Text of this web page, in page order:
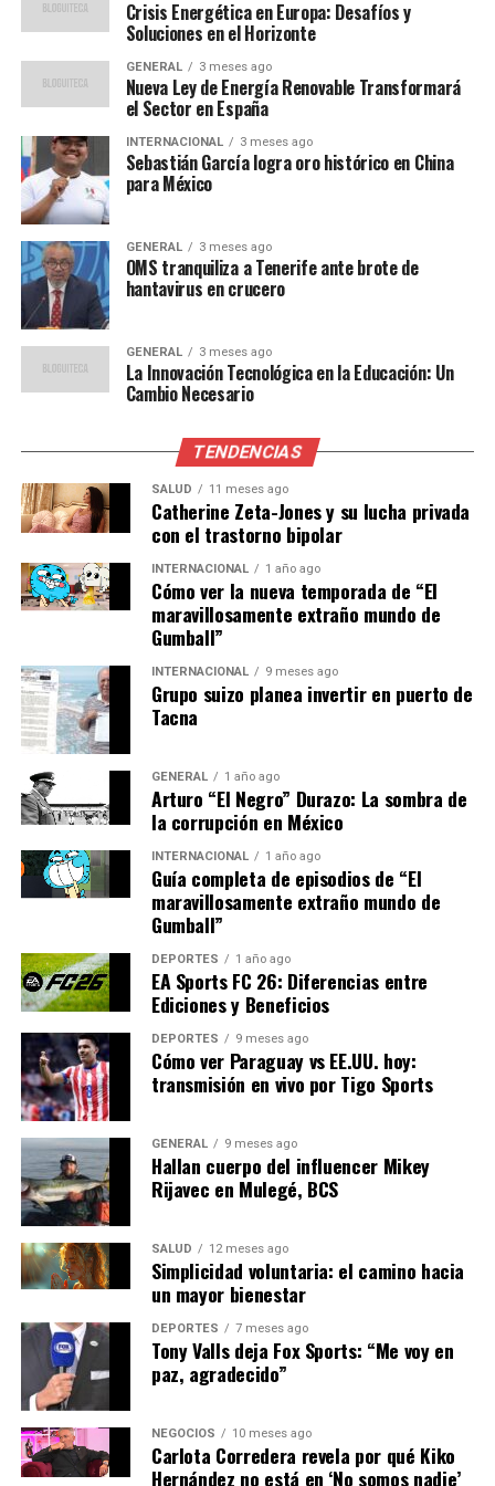
María López, economista jefe de una destacada
consultora, comentó:
“La inflación sostenida a
estos niveles puede
erosionar el poder
adquisitivo de los
consumidores y frenar el
crecimiento económico.”
Por otro lado,Carlos García, profesor de economía en
la Universidad Complutense de Madrid, señala que el
Banco Central Europeo (BCE) podría verse obligado a
en los próximos meses.
“Un aumento en las tasas
de interés podría ser
inevitable si la inflación
sigue fuera de control,”
advirtió García.
Impacto en la Vida Cotidiana
El impacto de la inflación se siente en los hogares
españoles, donde el costo de la vida ha aumentado
considerablemente. Los precios de los alimentos básicos,
como el pan y la leche, han subido, y muchas familias
están luchando para llegar a fin de mes.
Una encuesta reciente reveló que más del 60% de los
españoles están preocupados por su capacidad para
cubrir sus necesidades básicas si la inflación continúa
aumentando. Esta preocupación se ve reflejada en un
aumento en la demanda de servicios sociales y ayudas
gubernamentales.
Perspectivas Futuras
Mirando hacia el futuro, los analistas están divididos
sobre si la inflación se mantendrá alta o si comenzará a
disminuir en los próximos meses. Algunos expertos
creen que las presiones inflacionarias podrían aliviarse a
medida que se resuelvan los problemas de la cadena de
suministro y los precios de la energía se estabilicen.
Sin embargo, otros advierten que factores externos,
como las tensiones geopolíticas y las políticas
climáticas, podrían seguir influyendo en los precios. En
este contexto, el gobierno español se enfrenta al
desafío de implementar políticas efectivas para mitigar
Crisis Energética en Europa: Desafíos y
Soluciones en el Horizonte
GENERAL 3 meses ago
Nueva Ley de Energía Renovable Transformará
el Sector en España
INTERNACIONAL 3 meses ago
Sebastián García logra oro histórico en China
para México
GENERAL 3 meses ago
OMS tranquiliza a Tenerife ante brote de
hantavirus en crucero
GENERAL 3 meses ago
La Innovación Tecnológica en la Educación: Un
Cambio Necesario
TENDENCIAS
SALUD 11 meses ago
Catherine Zeta-Jones y su lucha privada
con el trastorno bipolar
INTERNACIONAL 1 año ago
Cómo ver la nueva temporada de “El
maravillosamente extraño mundo de
Gumball”
INTERNACIONAL 9 meses ago
Grupo suizo planea invertir en puerto de
Tacna
GENERAL 1 año ago
Arturo “El Negro” Durazo: La sombra de
la corrupción en México
INTERNACIONAL 1 año ago
Guía completa de episodios de “El
maravillosamente extraño mundo de
Gumball”
DEPORTES 1 año ago
EA Sports FC 26: Diferencias entre
Ediciones y Beneficios
DEPORTES 9 meses ago
Cómo ver Paraguay vs EE.UU. hoy:
transmisión en vivo por Tigo Sports
GENERAL 9 meses ago
Hallan cuerpo del influencer Mikey
Rijavec en Mulegé, BCS
SALUD 12 meses ago
Simplicidad voluntaria: el camino hacia
un mayor bienestar
DEPORTES 7 meses ago
Tony Valls deja Fox Sports: “Me voy en
paz, agradecido”
NEGOCIOS 10 meses ago
Carlota Corredera revela por qué Kiko
Hernández no está en ‘No somos nadie’